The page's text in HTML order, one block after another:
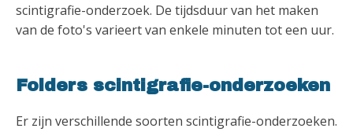
scintigrafie-onderzoek. De tijdsduur van het maken
van de foto's varieert van enkele minuten tot een uur.
Folders scintigrafie-onderzoeken
Er zijn verschillende soorten scintigrafie-onderzoeken.